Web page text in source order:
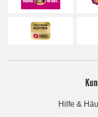
Hilfe &